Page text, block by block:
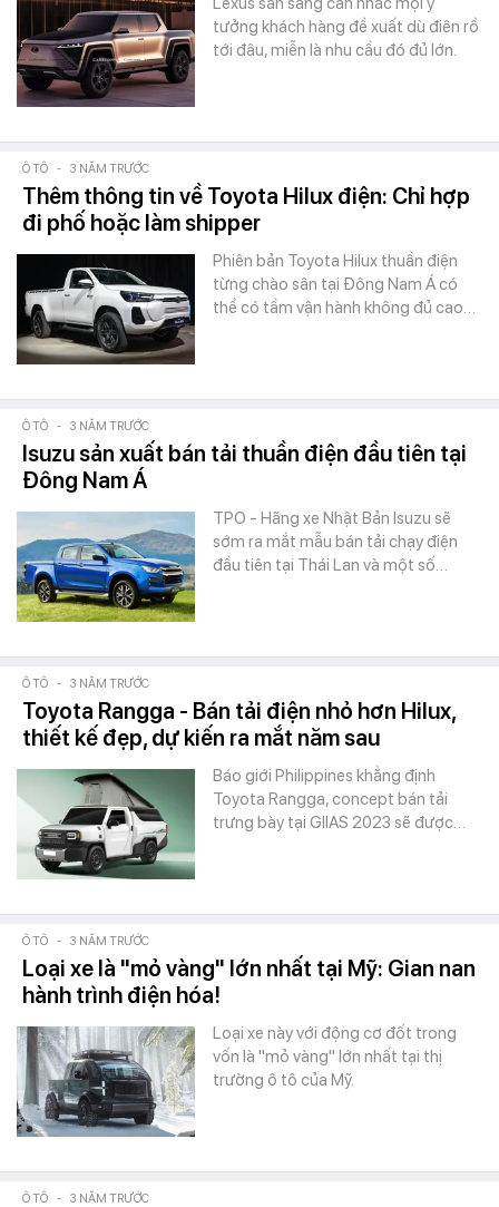
tưởng khách hàng đề xuất dù điên rồ
tới đâu, miễn là nhu cầu đó đủ lớn.
Ô TÔ - 3 NĂM TRƯỚC
Thêm thông tin về Toyota Hilux điện: Chỉ hợp
đi phố hoặc làm shipper
Phiên bản Toyota Hilux thuần điện
từng chào sân tại Đông Nam Á có
thể có tầm vận hành không đủ cao…
Ô TÔ - 3 NĂM TRƯỚC
Isuzu sản xuất bán tải thuần điện đầu tiên tại
Đông Nam Á
TPO - Hãng xe Nhật Bản Isuzu sẽ
sớm ra mắt mẫu bán tải chạy điện
đầu tiên tại Thái Lan và một số…
Ô TÔ - 3 NĂM TRƯỚC
Toyota Rangga - Bán tải điện nhỏ hơn Hilux,
thiết kế đẹp, dự kiến ra mắt năm sau
Báo giới Philippines khẳng định
Toyota Rangga, concept bán tải
trưng bày tại GIIAS 2023 sẽ được…
Ô TÔ - 3 NĂM TRƯỚC
Loại xe là "mỏ vàng" lớn nhất tại Mỹ: Gian nan
hành trình điện hóa!
Loại xe này với động cơ đốt trong
vốn là "mỏ vàng" lớn nhất tại thị
trường ô tô của Mỹ.
Ô TÔ - 3 NĂM TRƯỚC